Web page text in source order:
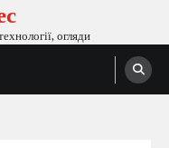
огляди